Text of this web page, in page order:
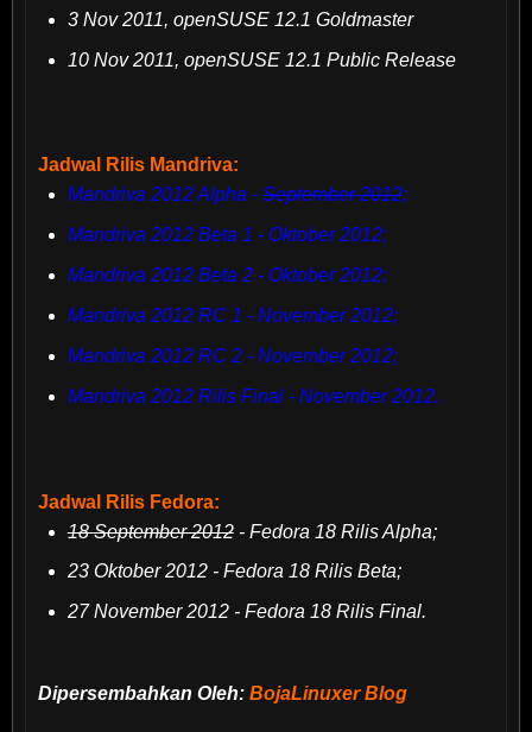
3 Nov 2011, openSUSE 12.1 Goldmaster
10 Nov 2011, openSUSE 12.1 Public Release
Jadwal Rilis Mandriva:
Mandriva 2012 Alpha -September 2012;
Mandriva 2012 Beta 1 - Oktober 2012;
Mandriva 2012 Beta 2 - Oktober 2012;
Mandriva 2012 RC 1 - November 2012;
Mandriva 2012 RC 2 - November 2012;
Mandriva 2012 Rilis Final - November 2012.
Jadwal Rilis Fedora:
18 September 2012- Fedora 18 Rilis Alpha;
23 Oktober 2012 - Fedora 18 Rilis Beta;
27 November 2012 - Fedora 18 Rilis Final.
Dipersembahkan Oleh:BojaLinuxer Blog